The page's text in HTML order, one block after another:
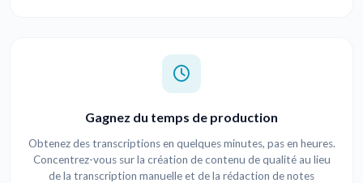
Gagnez du temps de production
Obtenez des transcriptions en quelques minutes, pas en heures.
Concentrez-vous sur la création de contenu de qualité au lieu
de la transcription manuelle et de la rédaction de notes